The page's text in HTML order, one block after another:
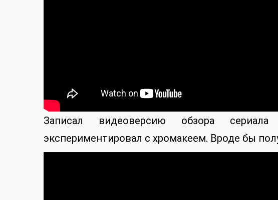
Записал видеоверсию обзора
экспериментировал с хромакеем. Вроде бы